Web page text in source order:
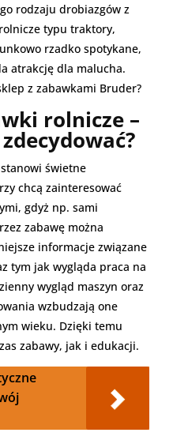
rodzaju drobiazgów z
typu traktory,
rzadko spotykane,
atrakcję dla malucha.
z zabawkami Bruder?
rolnicze –
świetne
chcą zainteresować
gdyż np. sami
zabawę można
informacje związane
tym jak wygląda praca na
wygląd maszyn oraz
wzbudzają one
wieku. Dzięki temu
zabawy, jak i edukacji.